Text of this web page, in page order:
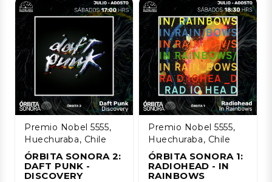
Premio Nobel 5555,
Huechuraba, Chile
ÓRBITA SONORA 2:
DAFT PUNK -
DISCOVERY
Premio Nobel 5555,
Huechuraba, Chile
ÓRBITA SONORA 1:
RADIOHEAD - IN
RAINBOWS